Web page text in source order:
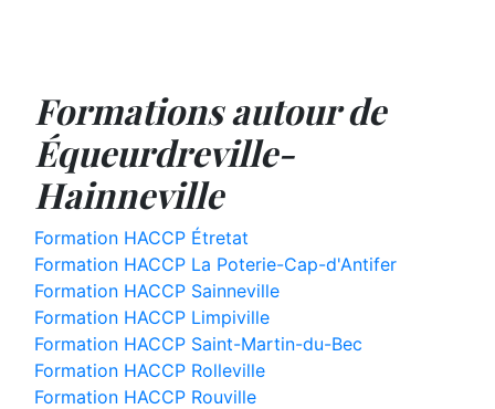
Formations autour de
Équeurdreville-
Hainneville
Formation HACCP Étretat
Formation HACCP La Poterie-Cap-d'Antifer
Formation HACCP Sainneville
Formation HACCP Limpiville
Formation HACCP Saint-Martin-du-Bec
Formation HACCP Rolleville
Formation HACCP Rouville